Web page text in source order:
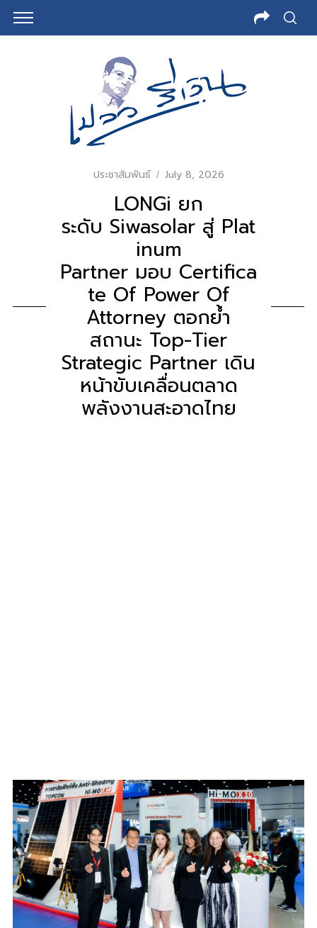
ประชาสัมพันธ์ July 8, 2026
LONGi ยก
ระดับ Siwasolar สู่ Plat
Inum
Partner มอบ Certifica
Te Of Power Of
Attorney ตอกย้ำ
สถานะ Top-Tier
Strategic Partner เดิน
หน้าขับเคลื่อนตลาด
พลังงานสะอาดไทย